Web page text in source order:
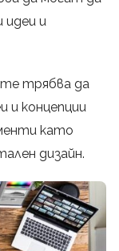
идеи и
трябва да
и концепции
като
дизайн.